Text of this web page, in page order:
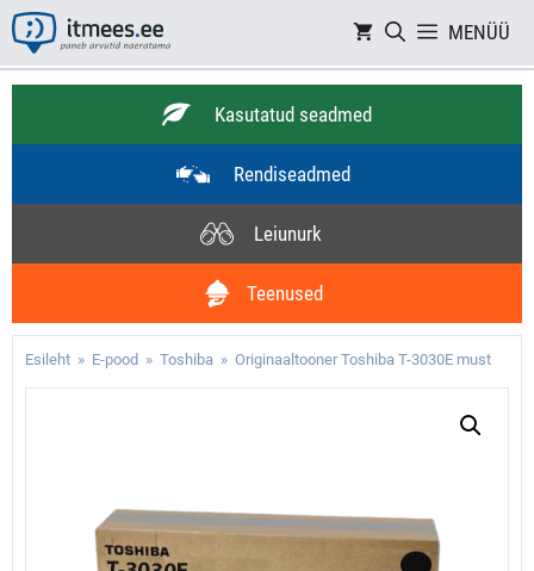
Skip
to
content
MENÜÜ
Kasutatud seadmed
Rendiseadmed
Leiunurk
Teenused
Esileht » E-pood » Toshiba » Originaaltooner Toshiba T-3030E must